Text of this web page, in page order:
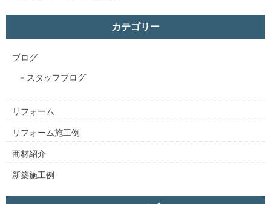
カテゴリー
ブログ
スタッフブログ
リフォーム
リフォーム施工例
商材紹介
新築施工例